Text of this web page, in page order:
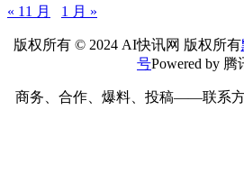
« 11 月
1 月 »
版权所有 © 2024 AI快讯网 版权所有
号Powered by 腾
商务、合作、爆料、投稿——联系